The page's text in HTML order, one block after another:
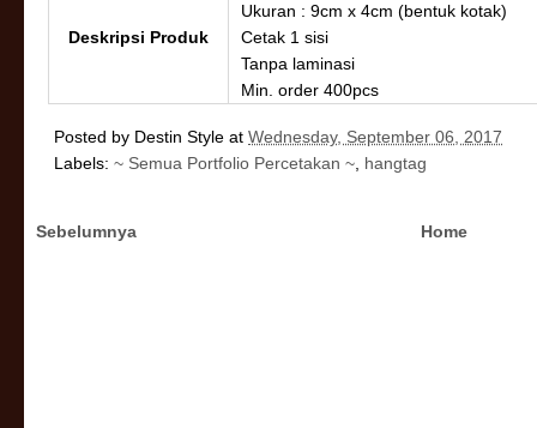
Deskripsi Produk
Ukuran : 9cm x 4cm (bentuk kotak)
Cetak 1 sisi
Tanpa laminasi
Min. order 400pcs
Posted by Destin Style at Wednesday, September 06, 2017
Labels: ~ Semua Portfolio Percetakan ~ hangtag
Sebelumnya Home